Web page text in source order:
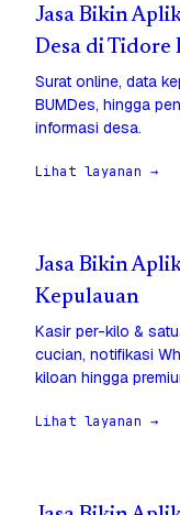
Jasa Bikin
Desa di Tidore
Surat online, data
BUMDes, hingga
informasi desa.
Lihat layanan →
Jasa Bikin
Kepulauan
Kasir per-kilo &
cucian, notifikasi
kiloan hingga
Lihat layanan →